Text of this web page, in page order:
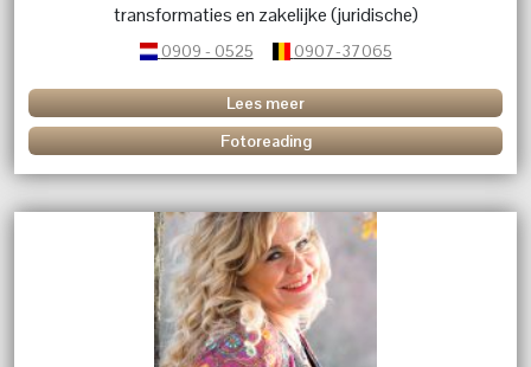
transformaties en zakelijke (juridische)
aangelegenheden.
0909 - 0525 0907-37065
Lees meer
Fotoreading